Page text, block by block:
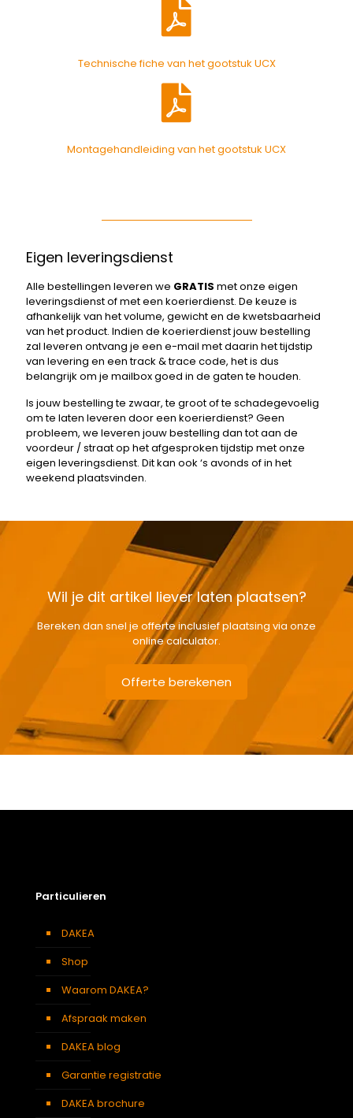
Technische fiche van het gootstuk UCX
Montagehandleiding van het gootstuk UCX
Eigen leveringsdienst
Alle bestellingen leveren we GRATIS met onze eigen
leveringsdienst of met een koerierdienst. De keuze is
afhankelijk van het volume, gewicht en de kwetsbaarheid
van het product. Indien de koerierdienst jouw bestelling
zal leveren ontvang je een e-mail met daarin het tijdstip
van levering en een track & trace code, het is dus
belangrijk om je mailbox goed in de gaten te houden.
Is jouw bestelling te zwaar, te groot of te schadegevoelig
om te laten leveren door een koerierdienst? Geen
probleem, we leveren jouw bestelling dan tot aan de
voordeur / straat op het afgesproken tijdstip met onze
eigen leveringsdienst. Dit kan ook ‘s avonds of in het
weekend plaatsvinden.
Wil je dit artikel liever laten plaatsen?
Bereken dan snel je offerte inclusief plaatsing via onze
online calculator.
Offerte berekenen
Particulieren
DAKEA
Shop
Waarom DAKEA?
Afspraak maken
DAKEA blog
Garantie registratie
DAKEA brochure